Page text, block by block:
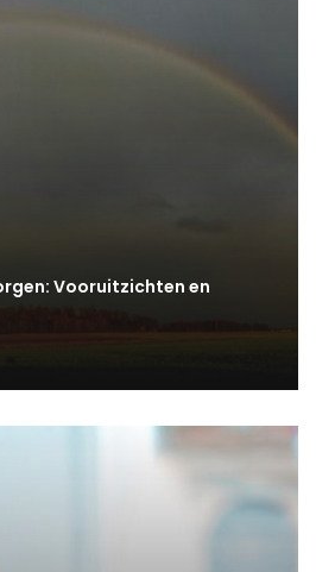
Vooruitzichten en